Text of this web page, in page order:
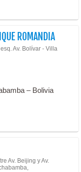
ROMANDIA
Av. Bolívar - Villa
– Bolivia
Av. Beijing y Av.